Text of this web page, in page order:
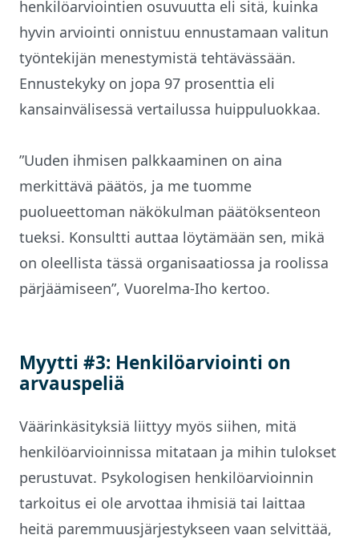
henkilöarviointien osuvuutta eli sitä, kuinka
hyvin arviointi onnistuu ennustamaan valitun
työntekijän menestymistä tehtävässään.
Ennustekyky on jopa 97 prosenttia eli
kansainvälisessä vertailussa huippuluokkaa.
”Uuden ihmisen palkkaaminen on aina
merkittävä päätös, ja me tuomme
puolueettoman näkökulman päätöksenteon
tueksi. Konsultti auttaa löytämään sen, mikä
on oleellista tässä organisaatiossa ja roolissa
pärjäämiseen”, Vuorelma-Iho kertoo.
Myytti #3: Henkilöarviointi on
arvauspeliä
Väärinkäsityksiä liittyy myös siihen, mitä
henkilöarvioinnissa mitataan ja mihin tulokset
perustuvat. Psykologisen henkilöarvioinnin
tarkoitus ei ole arvottaa ihmisiä tai laittaa
heitä paremmuusjärjestykseen vaan selvittää,